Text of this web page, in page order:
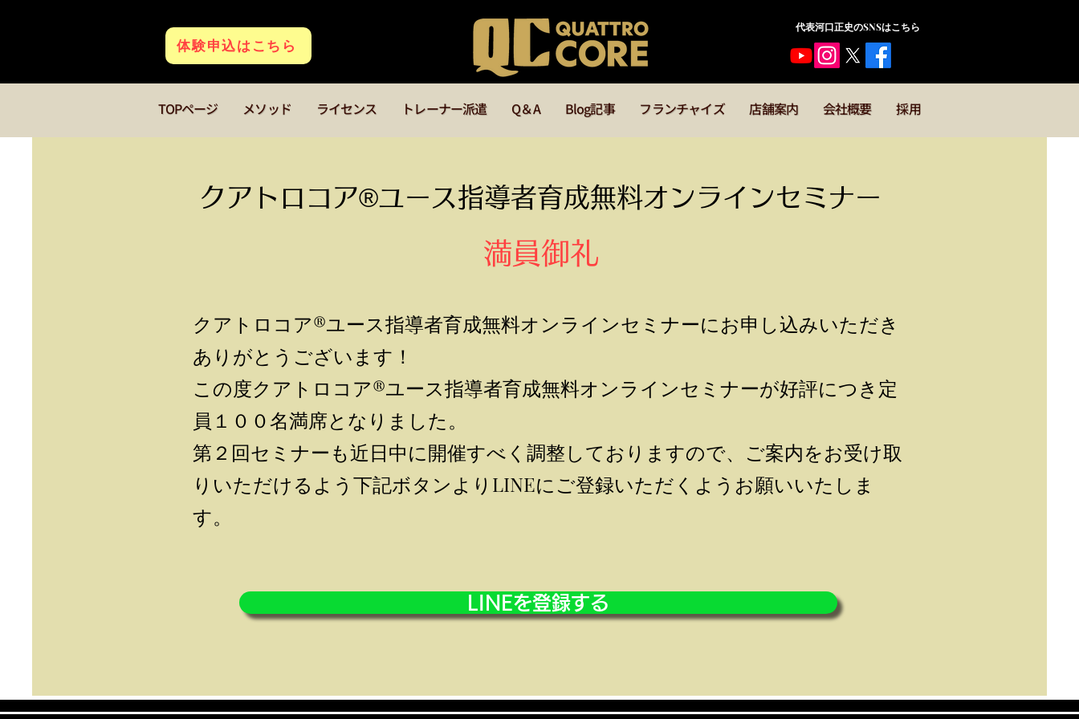
体験申込はこちら
​代表河口正史のSNSはこちら
TOPページ メソッド ライセンス トレーナー派遣 Q＆A Blog記事 フランチャイズ 店舗案内 会社概要 採用
クアトロコア®️ユース指導者育成無料オンラインセミナー
満員御礼
クアトロコア®︎ユース指導者育成無料オンラインセミナーにお申し込みいただき
ありがとうございます！
この度クアトロコア®︎ユース指導者育成無料オンラインセミナーが好評につき定
員１００名満席となりました。
​第２回セミナーも近日中に開催すべく調整しておりますので、ご案内をお受け取
りいただけるよう下記ボタンよりLINEにご登録いただくようお願いいたしま
す。
LINEを登録する